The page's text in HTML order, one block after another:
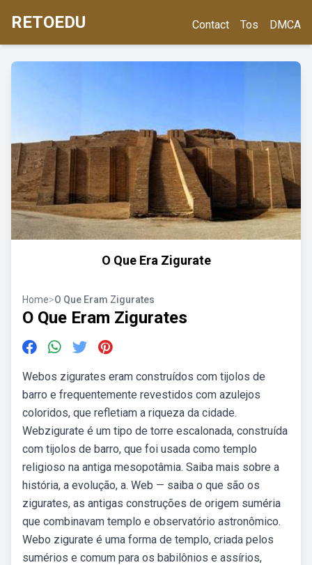
RETOEDU Contact Tos DMCA
O Que Era Zigurate
Home>O Que Eram Zigurates
O Que Eram Zigurates
Webos zigurates eram construídos com tijolos de
barro e frequentemente revestidos com azulejos
coloridos, que refletiam a riqueza da cidade.
Webzigurate é um tipo de torre escalonada, construída
com tijolos de barro, que foi usada como templo
religioso na antiga mesopotâmia. Saiba mais sobre a
história, a evolução, a. Web — saiba o que são os
zigurates, as antigas construções de origem suméria
que combinavam templo e observatório astronômico.
Webo zigurate é uma forma de templo, criada pelos
sumérios e comum para os babilônios e assírios,